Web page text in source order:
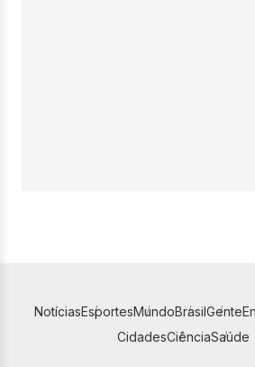
NotíciasEsportesMundoBrasilGente
CidadesCiênciaSaúde